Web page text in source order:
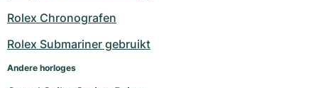
Rolex Chronografen
Rolex Submariner gebruikt
Andere horloges